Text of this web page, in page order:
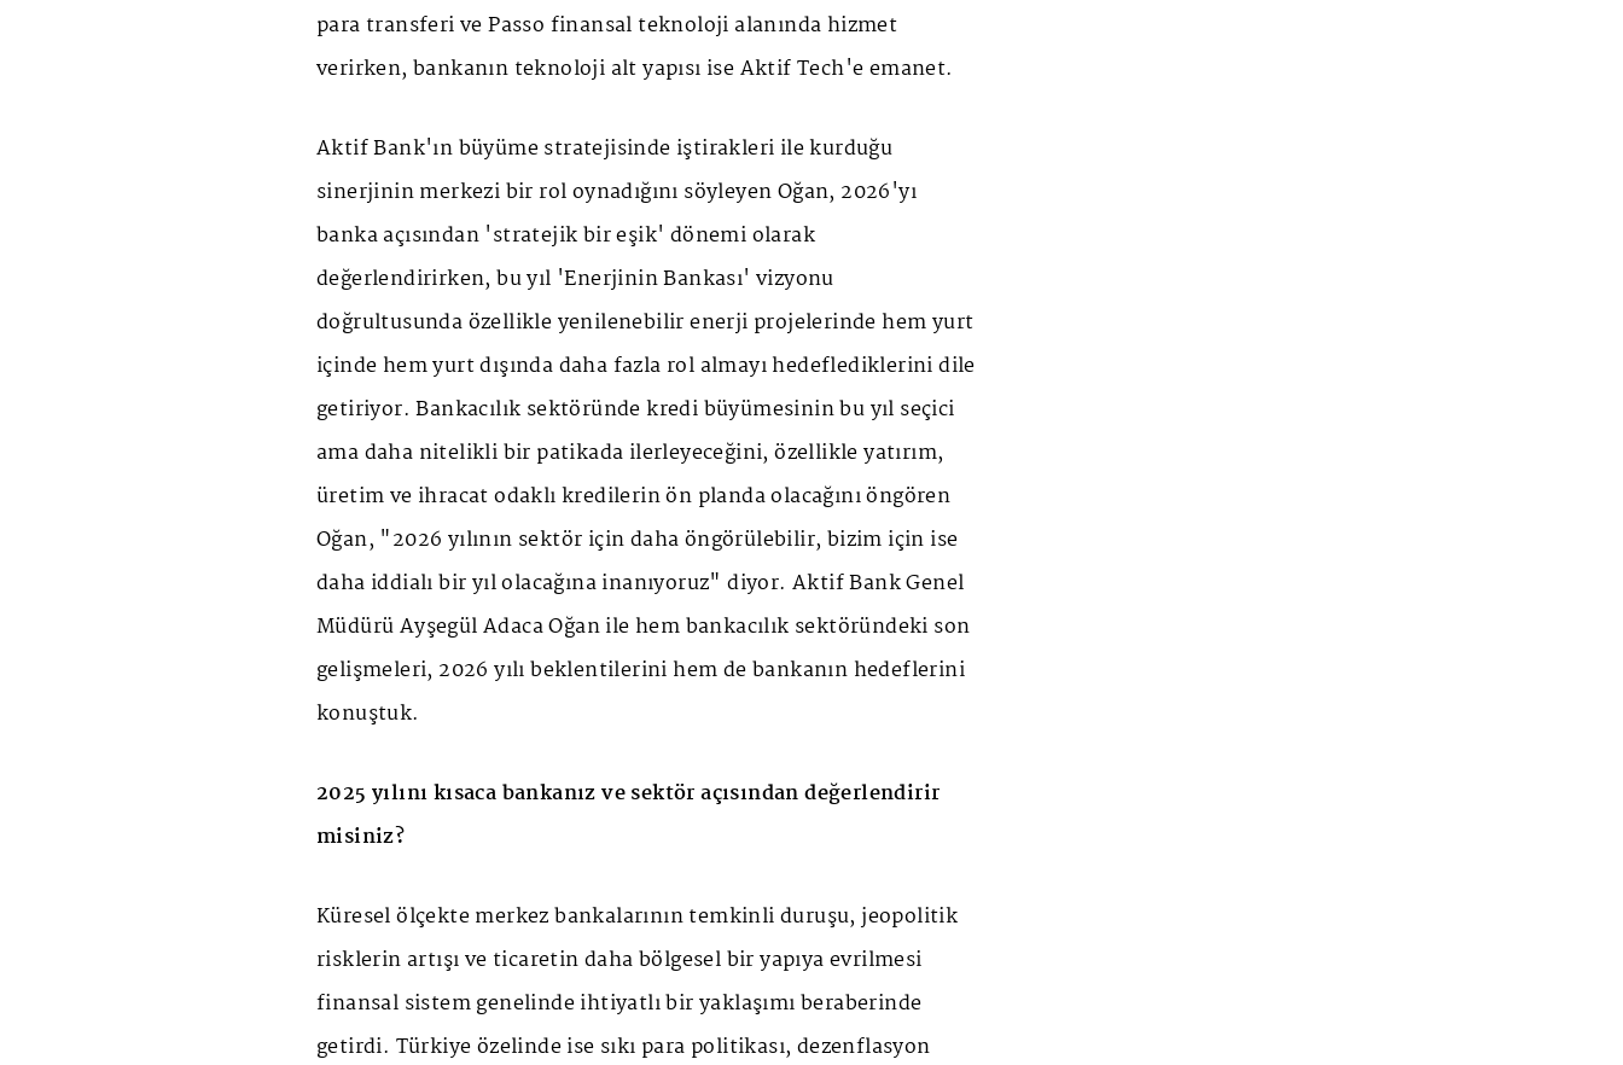
para transferi ve Passo finansal teknoloji alanında hizmet
verirken, bankanın teknoloji alt yapısı ise Aktif Tech'e emanet.
Aktif Bank'ın büyüme stratejisinde iştirakleri ile kurduğu
sinerjinin merkezi bir rol oynadığını söyleyen Oğan, 2026'yı
banka açısından 'stratejik bir eşik' dönemi olarak
değerlendirirken, bu yıl 'Enerjinin Bankası' vizyonu
doğrultusunda özellikle yenilenebilir enerji projelerinde hem yurt
içinde hem yurt dışında daha fazla rol almayı hedeflediklerini dile
getiriyor. Bankacılık sektöründe kredi büyümesinin bu yıl seçici
ama daha nitelikli bir patikada ilerleyeceğini, özellikle yatırım,
üretim ve ihracat odaklı kredilerin ön planda olacağını öngören
Oğan, "2026 yılının sektör için daha öngörülebilir, bizim için ise
daha iddialı bir yıl olacağına inanıyoruz" diyor. Aktif Bank Genel
Müdürü Ayşegül Adaca Oğan ile hem bankacılık sektöründeki son
gelişmeleri, 2026 yılı beklentilerini hem de bankanın hedeflerini
konuştuk.
2025 yılını kısaca bankanız ve sektör açısından değerlendirir
misiniz?
Küresel ölçekte merkez bankalarının temkinli duruşu, jeopolitik
risklerin artışı ve ticaretin daha bölgesel bir yapıya evrilmesi
finansal sistem genelinde ihtiyatlı bir yaklaşımı beraberinde
getirdi. Türkiye özelinde ise sıkı para politikası, dezenflasyon